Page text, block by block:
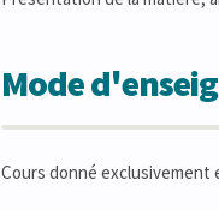
Mode
Cours donné exclusivement